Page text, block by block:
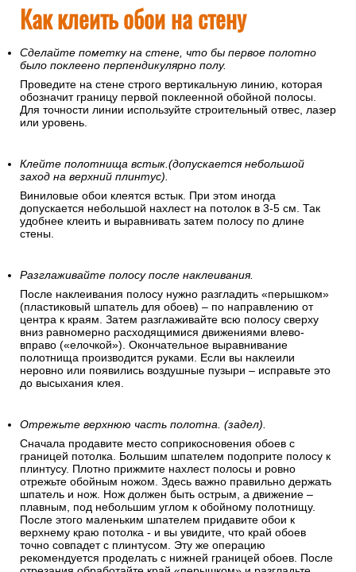
Как клеить обои на стену
Сделайте пометку на стене, что бы первое полотно
было поклеено перпендикулярно полу.
Проведите на стене строго вертикальную линию, которая
обозначит границу первой поклеенной обойной полосы.
Для точности линии используйте строительный отвес, лазер
или уровень.
Клейте полотнища встык.(допускается небольшой
заход на верхний плинтус).
Виниловые обои клеятся встык. При этом иногда
допускается небольшой нахлест на потолок в 3-5 см. Так
удобнее клеить и выравнивать затем полосу по длине
стены.
Разглаживайте полосу после наклеивания.
После наклеивания полосу нужно разгладить «перышком»
(пластиковый шпатель для обоев) – по направлению от
центра к краям. Затем разглаживайте всю полосу сверху
вниз равномерно расходящимися движениями влево-
вправо («елочкой»). Окончательное выравнивание
полотнища производится руками. Если вы наклеили
неровно или появились воздушные пузыри – исправьте это
до высыхания клея.
Отрежьте верхнюю часть полотна. (задел).
Сначала продавите место соприкосновения обоев с
границей потолка. Большим шпателем подоприте полосу к
плинтусу. Плотно прижмите нахлест полосы и ровно
отрежьте обойным ножом. Здесь важно правильно держать
шпатель и нож. Нож должен быть острым, а движение –
плавным, под небольшим углом к обойному полотнищу.
После этого маленьким шпателем придавите обои к
верхнему краю потолка - и вы увидите, что край обоев
точно совпадет с плинтусом. Эту же операцию
рекомендуется проделать с нижней границей обоев. После